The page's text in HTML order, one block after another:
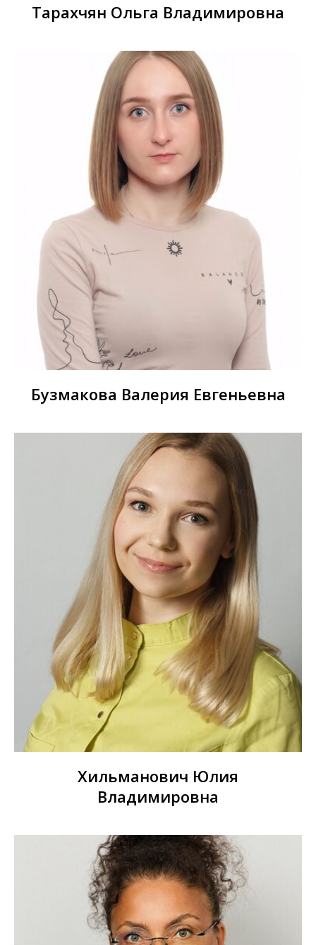
Тарахчян Ольга Владимировна
Бузмакова Валерия Евгеньевна
Хильманович Юлия
Владимировна